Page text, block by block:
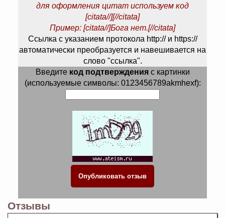
для оформления цитат используем код
[citata//][//citata]
Пример: [citata//]Бога нет.[//citata]
Ссылка с указанием протокола http:// и https://
автоматически преобразуется и навешивается на
слово "ссылка".
Введите код подтвержденияс картинки
(используемые символы: 0123456789akmhexf):
Отзывы